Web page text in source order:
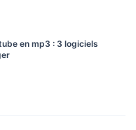
en mp3 : 3 logiciels